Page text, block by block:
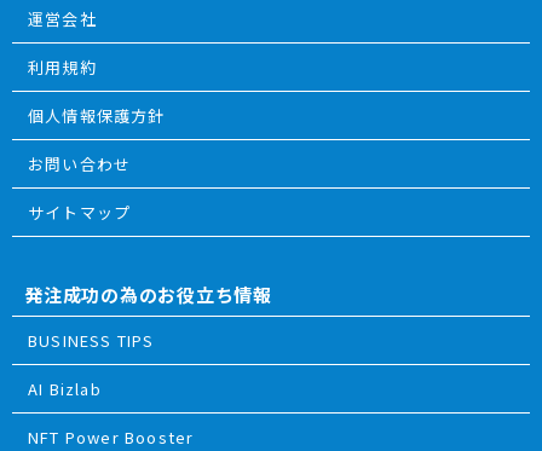
運営会社
利用規約
個人情報保護方針
お問い合わせ
サイトマップ
発注成功の為のお役立ち情報
BUSINESS TIPS
AI Bizlab
NFT Power Booster